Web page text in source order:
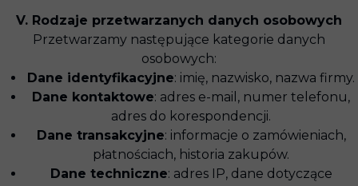
V. Rodzaje przetwarzanych danych osobowych
Przetwarzamy następujące kategorie danych
osobowych:
Dane identyfikacyjne: imię, nazwisko, nazwa firmy.
Dane kontaktowe: adres e-mail, numer telefonu,
adres do korespondencji.
Dane transakcyjne: informacje o zamówieniach,
płatnościach, historia zakupów.
Dane techniczne: adres IP, dane dotyczące